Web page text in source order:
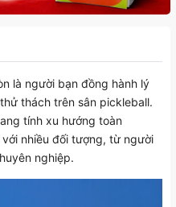
là người bạn đồng hành lý
thách trên sân pickleball.
tính xu hướng toàn
với nhiều đối tượng, từ người
nghiệp.